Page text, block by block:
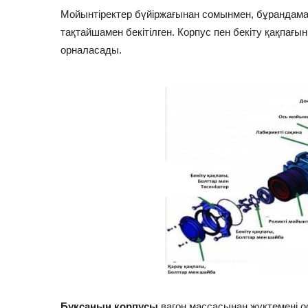
Мойынтіректер бүйіржағынан сомынмен,
тақтайшамен бекітілген. Корпус пен бекіту
орналасады.